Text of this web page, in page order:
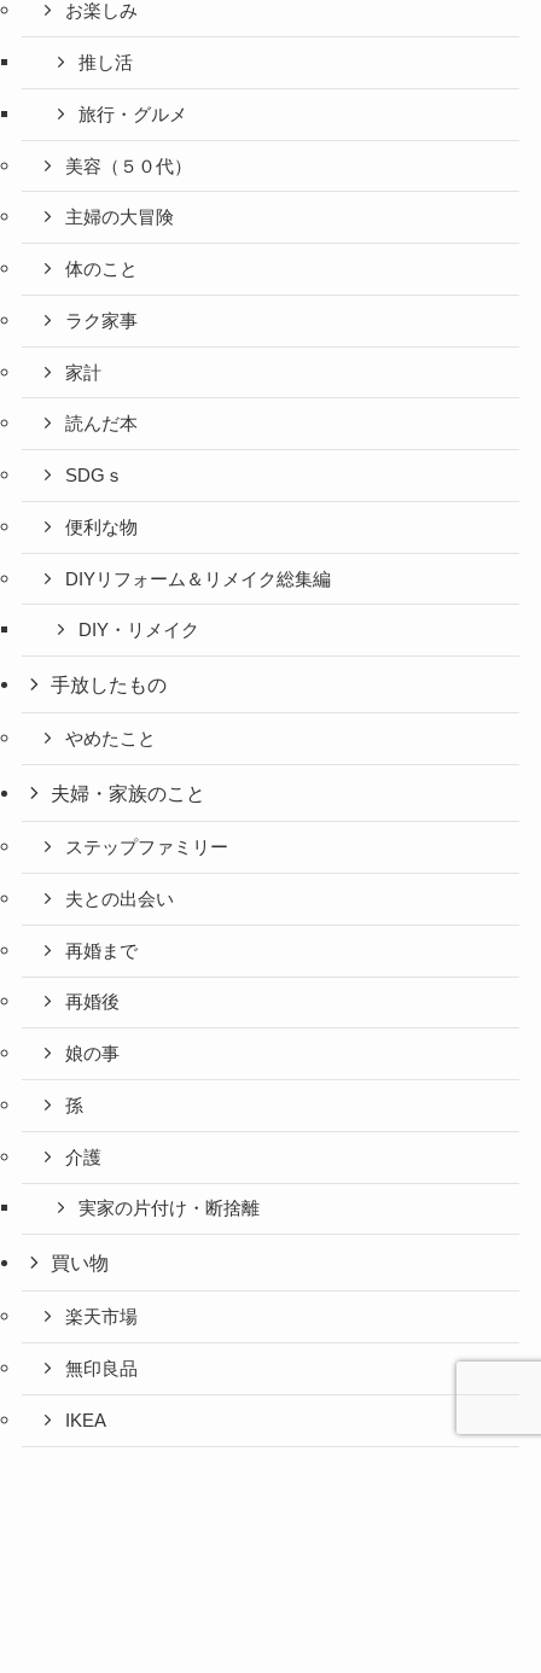
お楽しみ
推し活
旅行・グルメ
美容（５０代）
主婦の大冒険
体のこと
ラク家事
家計
読んだ本
SDGｓ
便利な物
DIYリフォーム＆リメイク総集編
DIY・リメイク
手放したもの
やめたこと
夫婦・家族のこと
ステップファミリー
夫との出会い
再婚まで
再婚後
娘の事
孫
介護
実家の片付け・断捨離
買い物
楽天市場
無印良品
IKEA